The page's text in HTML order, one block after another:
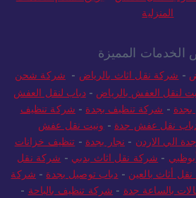
المنزلية
الخدمات المميزة
- شركة نقل اثاث بالرياض - شركة شحن
لنقل العفش بالرياض -دباب لنقل العفش
- شركة تنظيف بجدة - شركة تنظيف
نقل عفش جدة - ونيت نقل عفش
الي الاردن - نجار بجدة - تنظيف خزانات
- شركة نقل اثاث بدبي - شركة نقل
أثاث بالعين - دباب توصيل بجدة - شركة
بالساعة جدة - شركة تنظيف بالباحة -